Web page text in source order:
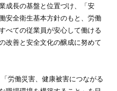
成長の基盤と位置づけ、「安
安全衛生基本方針のもと、労働
べての従業員が安心して働ける
改善と安全文化の醸成に努めて
労働災害、健康被害につながる